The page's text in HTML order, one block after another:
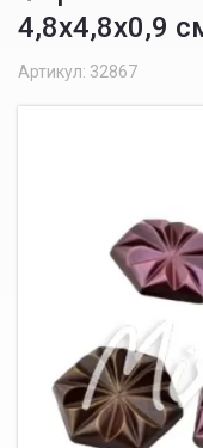
4,8х4,8х0,9
Артикул: 32867